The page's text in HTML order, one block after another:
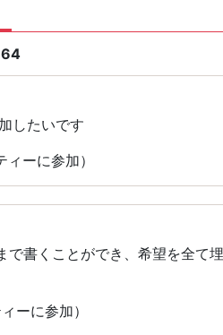
したいです
ーに参加）
書くことができ、希望を全て
ーに参加）